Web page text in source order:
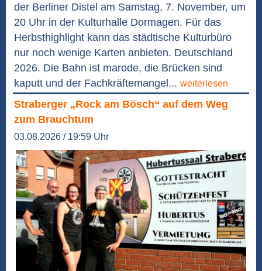
der Berliner Distel am Samstag, 7. November, um
20 Uhr in der Kulturhalle Dormagen. Für das
Herbsthighlight kann das städtische Kulturbüro
nur noch wenige Karten anbieten. Deutschland
2026. Die Bahn ist marode, die Brücken sind
kaputt und der Fachkräftemangel... weiterlesen
Straberger „Rock am Bösch“ auf dem Weg
zum Brauchtum
03.08.2026 / 19:59 Uhr